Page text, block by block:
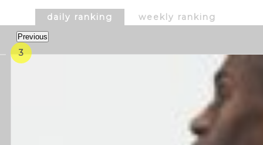
daily ranking weekly ranking
Previous